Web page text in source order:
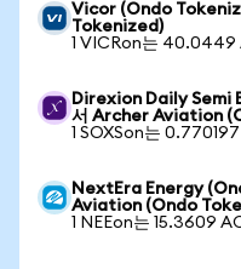
Vicor (Ondo
Tokenized)
1 VICRon는 40.0449
Direxion Daily Semi
서 Archer Aviation
1 SOXSon는
NextEra Energy
Aviation (Ondo
1 NEEon는 15.3609